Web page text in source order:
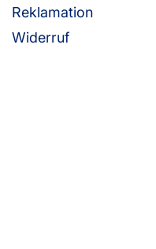
Reklamation
Widerruf